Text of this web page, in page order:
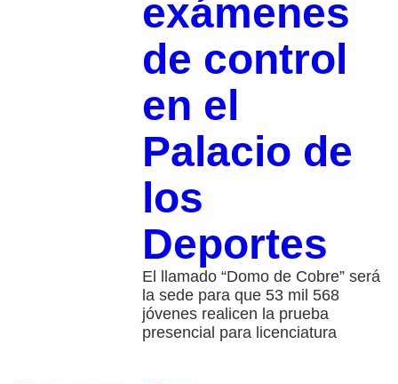
exámenes
de control
en el
Palacio de
los
Deportes
El llamado “Domo de Cobre” será
la sede para que 53 mil 568
jóvenes realicen la prueba
presencial para licenciatura